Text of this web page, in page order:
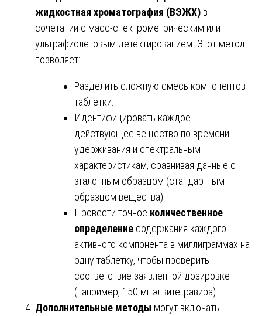
жидкостная хроматография (ВЭЖХ) в
сочетании с масс-спектрометрическим или
ультрафиолетовым детектированием. Этот метод
позволяет:
Разделить сложную смесь компонентов
таблетки.
Идентифицировать каждое
действующее вещество по времени
удерживания и спектральным
характеристикам, сравнивая данные с
эталонным образцом (стандартным
образцом вещества).
Провести точное количественное
определение содержания каждого
активного компонента в миллиграммах на
одну таблетку, чтобы проверить
соответствие заявленной дозировке
(например, 150 мг элвитегравира).
Дополнительные методы могут включать